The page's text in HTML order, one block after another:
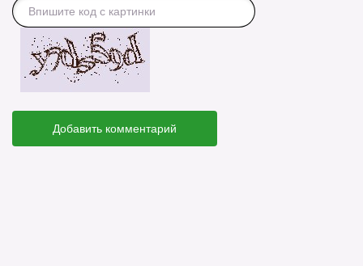
Добавить комментарий